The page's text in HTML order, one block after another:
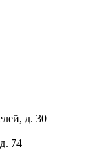
д. 30
74